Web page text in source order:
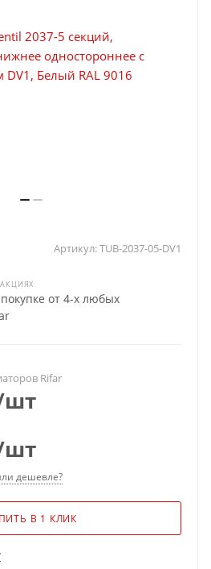
Артикул:TUB-2037-05-DV1
от 4-х любых
Rifar
дешевле?
В 1 КЛИК